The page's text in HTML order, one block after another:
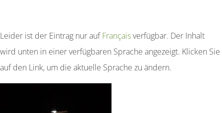
Leider ist der Eintrag nur aufFrançaisverfügbar. Der Inhalt
wird unten in einer verfügbaren Sprache angezeigt. Klicken Sie
auf den Link, um die aktuelle Sprache zu ändern.